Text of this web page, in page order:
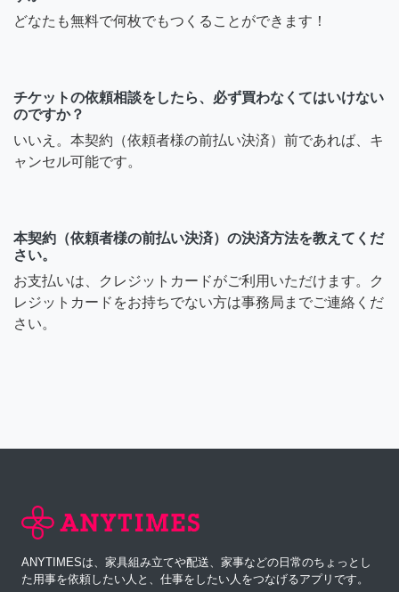
どなたも無料で何枚でもつくることができます！
チケットの依頼相談をしたら、必ず買わなくてはいけない
のですか？
いいえ。本契約（依頼者様の前払い決済）前であれば、キ
ャンセル可能です。
本契約（依頼者様の前払い決済）の決済方法を教えてくだ
さい。
お支払いは、クレジットカードがご利用いただけます。ク
レジットカードをお持ちでない方は事務局までご連絡くだ
さい。
ANYTIMESは、家具組み立てや配送、家事などの日常のちょっとし
た用事を依頼したい人と、仕事をしたい人をつなげるアプリです。